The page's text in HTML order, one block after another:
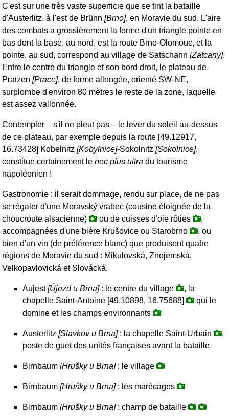
C'est sur une très vaste superficie que se tint la bataille
d'Austerlitz, à l'est de Brünn [Brno], en Moravie du sud. L'aire
des combats a grossièrement la forme d'un triangle pointe en
bas dont la base, au nord, est la route Brno-Olomouc, et la
pointe, au sud, correspond au village de Satschann [Zatcany].
Entre le centre du triangle et son bord droit, le plateau de
Pratzen [Prace], de forme allongée, orienté SW-NE,
surplombe d'environ 80 mètres le reste de la zone, laquelle
est assez vallonnée.
Contempler – s'il ne pleut pas – le lever du soleil au-dessus
de ce plateau, par exemple depuis la route [49.12917,
16.73428] Kobelnitz [Kobylnice]-Sokolnitz [Sokolnice],
constitue certainement le nec plus ultra du tourisme
napoléonien !
Gastronomie : il serait dommage, rendu sur place, de ne pas
se régaler d'une Moravský vrabec (cousine éloignée de la
choucroute alsacienne)
ou de cuisses d'oie rôties
,
accompagnées d'une bière Krušovice ou Starobrno
, ou
bien d'un vin (de préférence blanc) que produisent quatre
régions de Moravie du sud : Mikulovská, Znojemská,
Velkopavlovická et Slovácká.
Aujest[Újezd u Brna]: le centre du village
, la
chapelle Saint-Antoine [49.10898, 16.75688]
qui le
domine et les champs environnants
Austerlitz [Slavkov u Brna]: la chapelle Saint-Urbain
,
poste de guet des unités françaises avant la bataille
Birnbaum [Hrušky u Brna]: le village
Birnbaum [Hrušky u Brna]: les marécages
Birnbaum [Hrušky u Brna]: champ de bataille